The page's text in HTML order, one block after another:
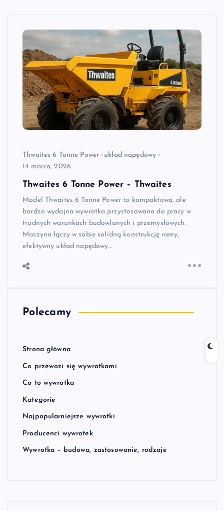
Thwaites 6 Tonne Power
układ napędowy
14 marca, 2026
Thwaites 6 Tonne Power – Thwaites
Model Thwaites 6 Tonne Power to kompaktowa, ale
bardzo wydajna wywrotka przystosowana do pracy w
trudnych warunkach budowlanych i przemysłowych.
Maszyna łączy w sobie solidną konstrukcję ramy,
efektywny układ napędowy…
Polecamy
Strona główna
Co przewozi się wywrotkami
Co to wywrotka
Kategorie
Najpopularniejsze wywrotki
Producenci wywrotek
Wywrotka – budowa, zastosowanie, rodzaje